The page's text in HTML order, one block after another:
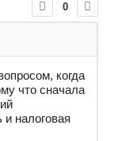
0
когда
что сначала
и налоговая